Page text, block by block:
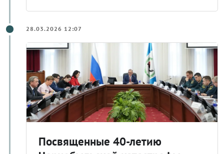
28.03.2026 12:07
Посвященные 40-летию